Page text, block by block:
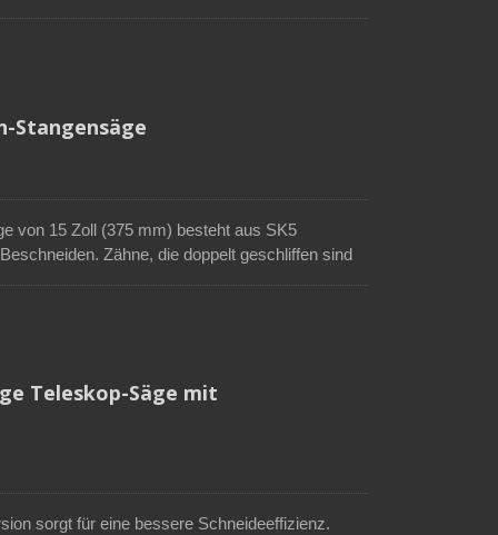
Stangensäge
von 15 Zoll (375 mm) besteht aus SK5
Zähne, die doppelt geschliffen sind
Teleskop-Säge mit
sorgt für eine bessere Schneideeffizienz.